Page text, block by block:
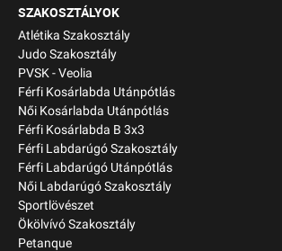
SZAKOSZTÁLYOK
Atlétika Szakosztály
Judo Szakosztály
PVSK - Veolia
Férfi Kosárlabda Utánpótlás
Női Kosárlabda Utánpótlás
Férfi Kosárlabda B 3x3
Férfi Labdarúgó Szakosztály
Férfi Labdarúgó Utánpótlás
Női Labdarúgó Szakosztály
Sportlövészet
Ökölvívó Szakosztály
Petanque